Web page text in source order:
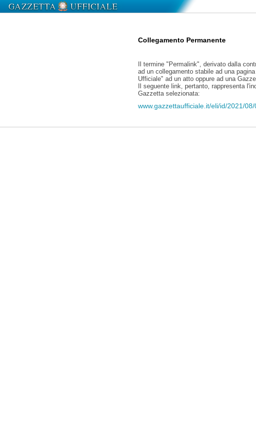
Collegamento Permanente
Il termine "Permalink", derivato dalla
ad un collegamento stabile ad una
Ufficiale" ad un atto oppure ad una
Il seguente link, pertanto, rappresenta
Gazzetta selezionata:
www.gazzettaufficiale.it/eli/id/2021/